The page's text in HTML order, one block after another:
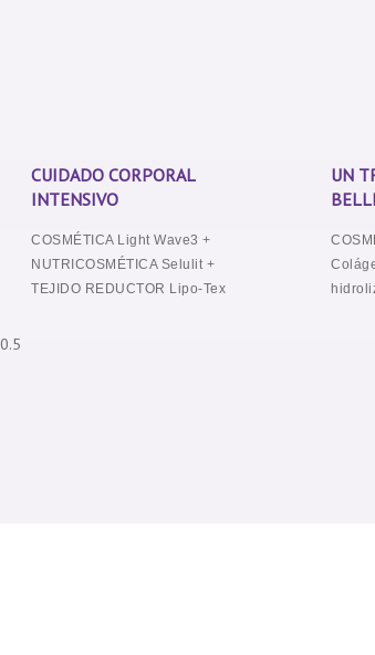
CUIDADO CORPORAL
INTENSIVO
COSMÉTICA Light Wave3 +
NUTRICOSMÉTICA Selulit +
TEJIDO REDUCTOR Lipo-Tex
UN